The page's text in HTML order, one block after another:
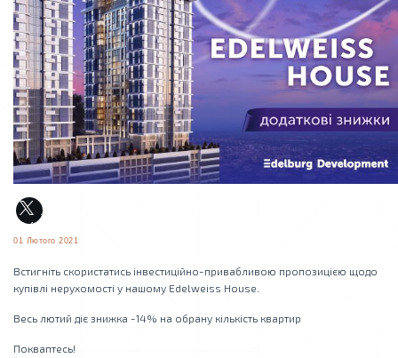
01 Лютого 2021
Встигніть скористатись інвестиційно-привабливою пропозицією щодо
купівлі нерухомості у нашому Edelweiss House.
Весь лютий діє знижка -14% на обрану кількість квартир
Покваптесь!